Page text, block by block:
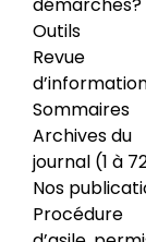
Outils
Revue
Sommaires
Archives du
journal (1 à
Nos
Procédure